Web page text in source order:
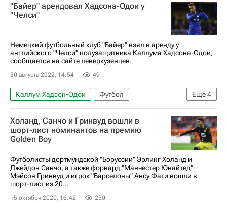
Янник Феррейра-Карраско
Мусса Диаби
Лига чемпионов УЕФА 2026-2027
"Байер" арендовал Хадсона-Одои у
"Челси"
Немецкий футбольный клуб "Байер" взял в аренду у
английского "Челси" полузащитника Каллума Хадсона-Одои,
сообщается на сайте леверкузенцев.
30 августа 2022, 14:54 49
Еще4
Каллум Хадсон-Одои
Футбол
АПЛ 2026-2027 (Чемпионат Англии по футболу)
Бундеслига
Байер 04 Трансферы
Холанд, Санчо и Гринвуд вошли в
шорт-лист номинантов на премию
Golden Boy
Футболисты дортмундской "Боруссии" Эрлинг Холанд и
Джейдон Санчо, а также форвард "Манчестер Юнайтед"
Мэйсон Гринвуд и игрок "Барселоны" Ансу Фати вошли в
шорт-лист из 20...
15 октября 2020, 16:42 250